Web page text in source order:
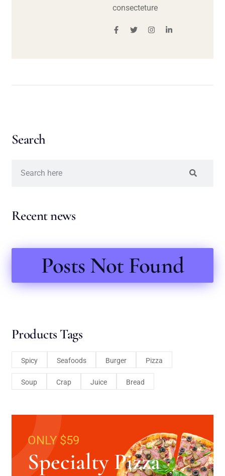
consecteture
Search
Recent news
Posts Not Found
Products Tags
Spicy Seafoods Burger Pizza
Soup Crap Juice Bread
ONLY $59
Specialty Pizza